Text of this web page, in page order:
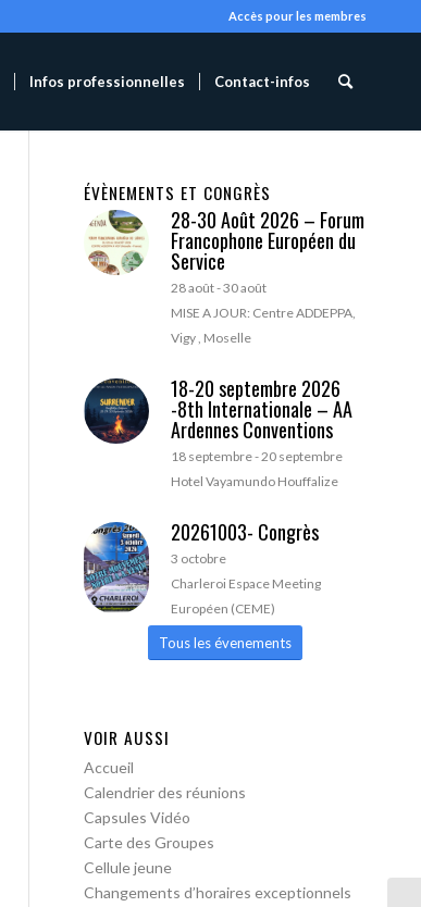
Accès pour les membres
Infos professionnelles Contact-infos
ÉVÈNEMENTS ET CONGRÈS
28-30 Août 2026 – Forum
Francophone Européen du
Service
28 août-30 août
MISE A JOUR: Centre ADDEPPA,
Vigy , Moselle
18-20 septembre 2026
-8th Internationale – AA
Ardennes Conventions
18 septembre-20 septembre
Hotel Vayamundo Houffalize
20261003- Congrès
3 octobre
Charleroi Espace Meeting
Européen (CEME)
Tous les évenements
VOIR AUSSI
Accueil
Calendrier des réunions
Capsules Vidéo
Carte des Groupes
Cellule jeune
Changements d’horaires exceptionnels